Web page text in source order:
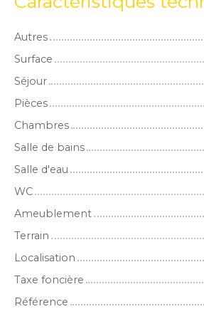
Autres
Surface
Séjour
Pièces
Chambres
Salle de bains
Salle d'eau
WC
Ameublement
Terrain
Localisation
Taxe foncière
Référence